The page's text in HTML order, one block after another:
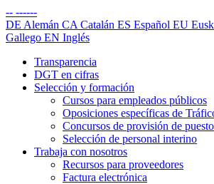
-- ------
DE Alemán CA Catalán ES Español EU
Gallego EN Inglés
Transparencia
DGT en cifras
Selección y formación
Cursos para empleados públicos
Oposiciones específicas de
Concursos de provisión de
Selección de personal interino
Trabaja con nosotros
Recursos para proveedores
Factura electrónica